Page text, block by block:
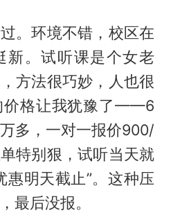
。环境不错，校区在
新。试听课是个女老
方法很巧妙，人也很
价格让我犹豫了——6
多，一对一报价900/
特别狠，试听当天就
惠明天截止”。这种压
最后没报。